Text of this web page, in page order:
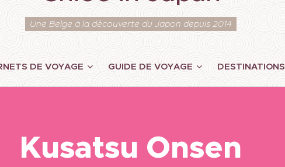
Une Belge à la découverte du Japon depuis 2014
DE VOYAGE GUIDE DE VOYAGE DESTINATIONS
Kusatsu Onsen